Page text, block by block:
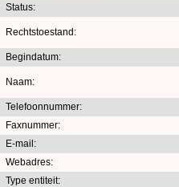
Status:
Rechtstoestand:
Begindatum:
Naam:
Telefoonnummer:
Faxnummer:
E-mail:
Webadres:
Type entiteit: